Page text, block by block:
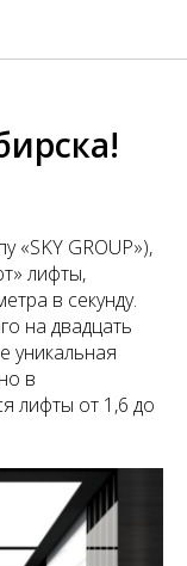
«SKY GROUP»),
лифты,
в секунду.
на двадцать
уникальная
в
лифты от 1,6 до